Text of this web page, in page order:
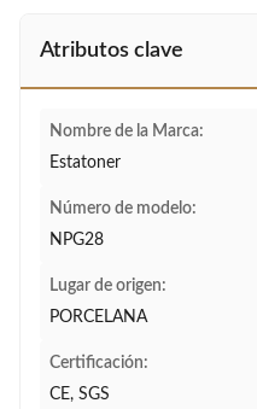
Atributos clave
Nombre de la Marca:
Estatoner
Número de modelo:
NPG28
Lugar de origen:
PORCELANA
Certificación:
CE, SGS